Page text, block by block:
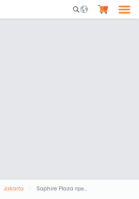
Mobile Search
Jakarta Saphire Plaza премиум лаунж Джакарта Сукарно-Хатта Терминал 3